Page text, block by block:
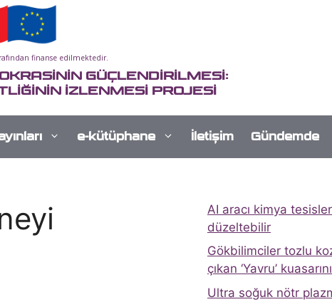
finanse edilmektedir.
GÜÇLENDİRİLMESİ:
İZLENMESİ PROJESİ
e-kütüphane İletişim Gündemde
AI aracı kimya
düzeltebilir
Gökbilimciler tozlu
çıkan ‘Yavru’
Ultra soğuk nötr